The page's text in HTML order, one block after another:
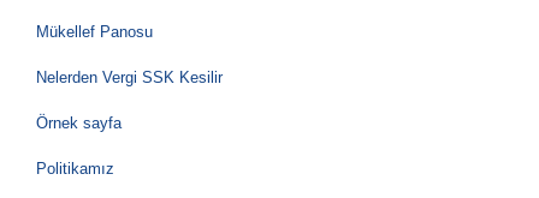
Mükellef Panosu
Nelerden Vergi SSK Kesilir
Örnek sayfa
Politikamız